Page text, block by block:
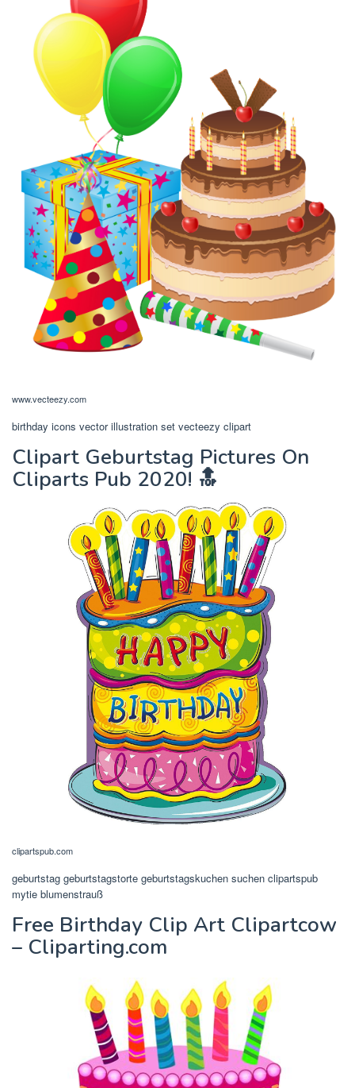
www.vecteezy.com
birthday icons vector illustration set vecteezy clipart
Clipart Geburtstag Pictures On
Cliparts Pub 2020! 🔝
clipartspub.com
geburtstag geburtstagstorte geburtstagskuchen suchen clipartspub
mytie blumenstrauß
Free Birthday Clip Art Clipartcow
– Cliparting.com